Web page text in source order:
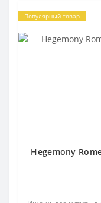
Популярный товар
Hegemony